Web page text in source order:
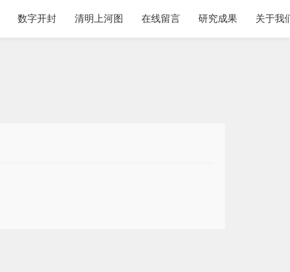
数字开封 清明上河图 在线留言 研究成果 关于我